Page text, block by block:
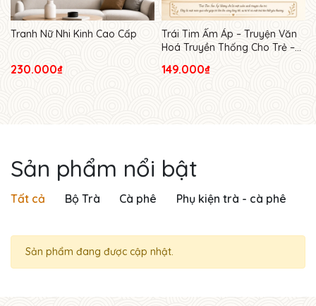
Tranh Nữ Nhi Kinh Cao Cấp
230.000₫
Trái Tim Ấm Áp – Truyện Văn
Hoá Truyền Thống Cho Trẻ –
149.000₫
Sản phẩm nổi bật
Tất cả Bộ Trà Cà phê Phụ kiện trà - cà phê
Sản phẩm đang được cập nhật.